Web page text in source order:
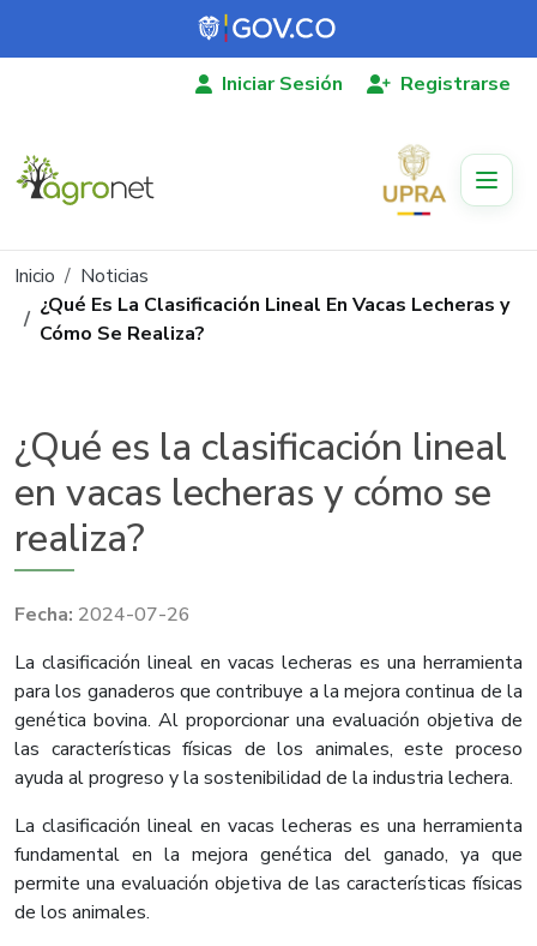
Pasar al contenido principal
Iniciar Sesión Registrarse
Ruta de navegación
Inicio
Noticias
¿Qué Es La Clasificación Lineal En Vacas Lecheras y
Cómo Se Realiza?
¿Qué es la clasificación lineal
en vacas lecheras y cómo se
realiza?
2024-07-26
La clasificación lineal en vacas lecheras es una herramienta
para los ganaderos que contribuye a la mejora continua de la
genética bovina. Al proporcionar una evaluación objetiva de
las características físicas de los animales, este proceso
ayuda al progreso y la sostenibilidad de la industria lechera.
La clasificación lineal en vacas lecheras es una herramienta
fundamental en la mejora genética del ganado, ya que
permite una evaluación objetiva de las características físicas
de los animales.